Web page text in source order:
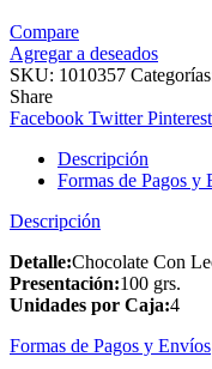
Compare
Agregar a deseados
SKU: 1010357
Share
Facebook Twitter Pinterest
Descripción
Formas de Pagos y
Descripción
Detalle:Chocolate Con
Presentación:100 grs.
Unidades por Caja:4
Formas de Pagos y Envíos